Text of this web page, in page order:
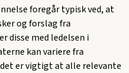
foregår typisk ved, at
og forslag fra
disse med ledelsen i
kan variere fra
er vigtigt at alle relevante